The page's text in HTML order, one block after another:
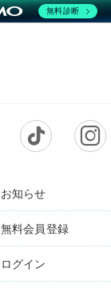
お知らせ
無料会員登録
ログイン
無料診断